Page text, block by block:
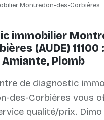
Montredon-des-Corbières
immobilier
(AUDE) 11100
Amiante, Plomb
de diagnostic
des-Corbières vous
qualité/prix.